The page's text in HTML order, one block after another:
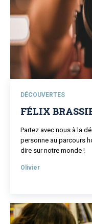
DÉCOUVERTES
FÉLIX
Partez avec nous à la
personne au parcours
dire sur notre monde !
Olivier